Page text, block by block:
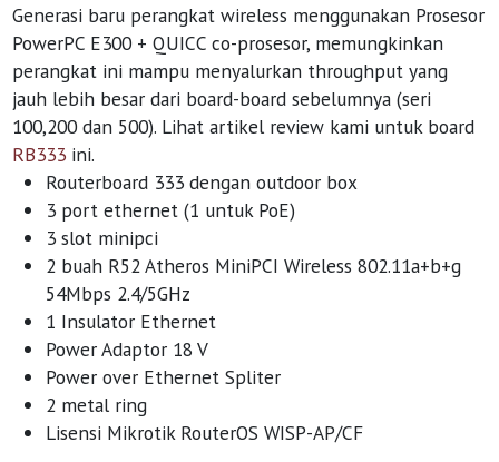
Generasi baru perangkat wireless menggunakan Prosesor
PowerPC E300 + QUICC co-prosesor, memungkinkan
perangkat ini mampu menyalurkan throughput yang
jauh lebih besar dari board-board sebelumnya (seri
100,200 dan 500). Lihat artikel review kami untuk board
RB333 ini.
Routerboard 333 dengan outdoor box
3 port ethernet (1 untuk PoE)
3 slot minipci
2 buah R52 Atheros MiniPCI Wireless 802.11a+b+g
54Mbps 2.4/5GHz
1 Insulator Ethernet
Power Adaptor 18 V
Power over Ethernet Spliter
2 metal ring
Lisensi Mikrotik RouterOS WISP-AP/CF